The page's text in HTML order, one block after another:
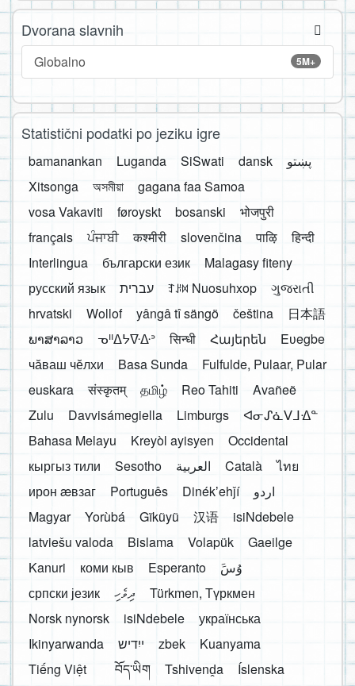
Dvorana slavnih
5M+
Globalno
Statistični podatki po jeziku igre
bamanankan Luganda SiSwati dansk
پښتو
Xitsonga
অসমীয়া
gagana faa Samoa
vosa Vakaviti
føroyskt bosanski
भोजपुरी
français
ਪੰਜਾਬੀ कश्मीरी slovenčina पाऴि
हिन्दी
Interlingua
български език
Malagasy fiteny
русский язык
עברית ꆈꌠ꒿ Nuosuhxop
ગુજરાતી
hrvatski
Wollof yângâ tî sängö čeština
日本語
ພາສາລາວ
ᓀᐦᐃᔭᐍᐏᐣ सिन्धी Հայերեն
Eʋegbe
чӑваш чӗлхи
Basa Sunda
Fulfulde, Pulaar, Pular
euskara
संस्कृतम् தமிழ் Reo Tahiti
Avañeẽ
Zulu
Davvisámegiella Limburgs
ᐊᓂᔑᓈᐯᒧᐎᓐ
Bahasa Melayu
Kreyòl ayisyen
Occidental
кыргыз тили
Sesotho العربية Català
ไทย
ирон æвзаг
Português Dinékʼehǰí
اردو
Magyar
Yorùbá Gĩkũyũ 汉语
isiNdebele
latviešu valoda
Bislama Volapük
Gaeilge
Kanuri
коми кыв Esperanto
َوُسَ
српски језик
ދިވެހި
Türkmen, Түркмен
Norsk nynorsk
isiNdebele
українська
Ikinyarwanda
ייִדיש zbek
Kuanyama
Tiếng Việt
བོད་ཡིག Tshivenḓa
Íslenska